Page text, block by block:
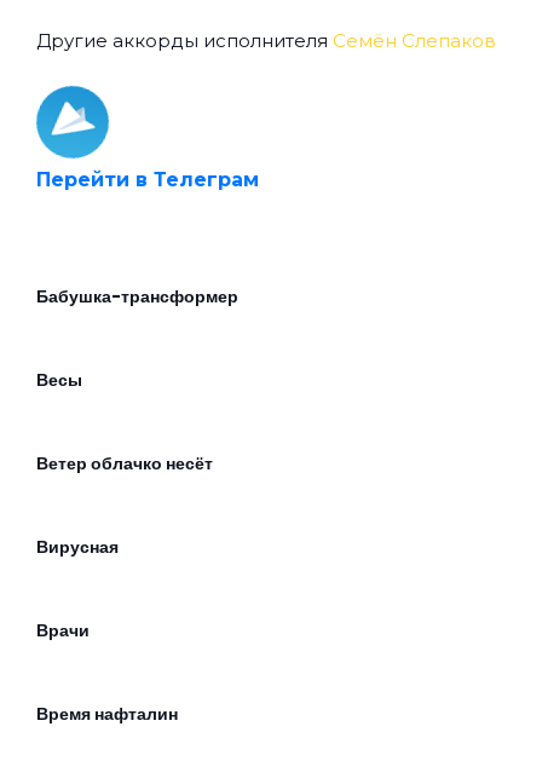
Другие аккорды исполнителя Семён Слепаков
Перейти в Телеграм
Бабушка-трансформер
Весы
Ветер облачко несёт
Вирусная
Врачи
Время нафталин